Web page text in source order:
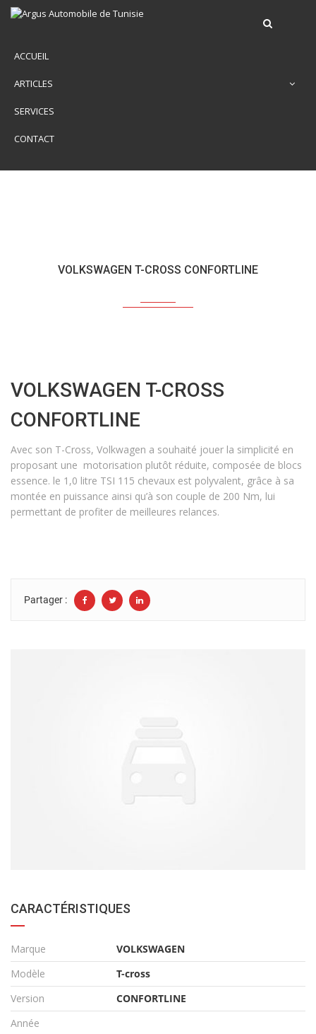
ACCUEIL
ARTICLES
SERVICES
CONTACT
VOLKSWAGEN T-CROSS CONFORTLINE
VOLKSWAGEN T-CROSS
CONFORTLINE
Avec son T-Cross, Volkwagen a souhaité jouer la simplicité en
proposant une motorisation plutôt réduite, composée de blocs
essence. le 1,0 litre TSI 115 chevaux est polyvalent, grâce à sa
montée en puissance ainsi qu’à son couple de 200 Nm, lui
permettant de profiter de meilleures relances.
Partager :
CARACTÉRISTIQUES
Marque
VOLKSWAGEN
Modèle
T-cross
Version
CONFORTLINE
Année